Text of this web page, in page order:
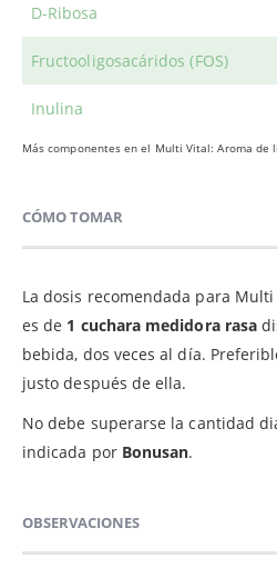
D-Ribosa
Fructooligosacáridos (FOS)
Inulina
Más componentes en el Multi Vital: Aroma de
CÓMO TOMAR
La dosis recomendada para
es de 1 cuchara medidora rasa
bebida, dos veces al día.
justo después de ella.
No debe superarse la cantidad
indicada por Bonusan.
OBSERVACIONES